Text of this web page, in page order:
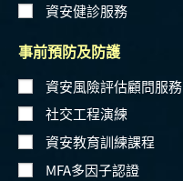
資安健診服務
事前預防及防護
資安風險評估顧問服務
社交工程演練
資安教育訓練課程
MFA多因子認證